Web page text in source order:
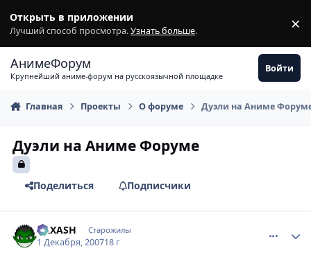
Открыть в приложении
Лучший способ просмотра.Узнать больше. ×
АнимеФорум
Крупнейший аниме-форум на русскоязычной площадке
Войти
Главная Проекты О форуме Дуэли на Аниме
Дуэли на Аниме Форуме
Поделиться Подписчики
RAXASH Старожилы
1 Декабря, 200718 г